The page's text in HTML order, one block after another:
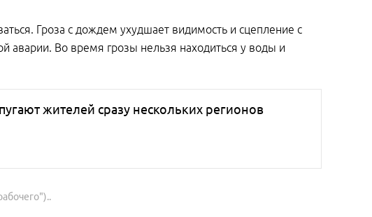
Гроза с дождем ухудшает видимость и сцепление с
аварии. Во время грозы нельзя находиться у воды и
жителей сразу нескольких регионов